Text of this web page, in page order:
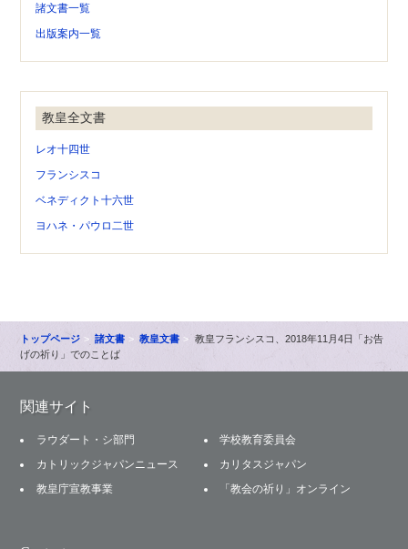
諸文書一覧
出版案内一覧
教皇全文書
レオ十四世
フランシスコ
ベネディクト十六世
ヨハネ・パウロ二世
トップページ 諸文書 教皇文書
教皇フランシスコ、2018年11月4日「お告
げの祈り」でのことば
関連サイト
ラウダート・シ部門
学校教育委員会
カトリックジャパンニュース
カリタスジャパン
教皇庁宣教事業
「教会の祈り」オンライン